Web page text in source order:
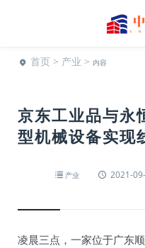
首页 > 产业 > 内容
京东工业品与永
型机械设备实现
产业 2021-
凌晨三点，一家位于广东